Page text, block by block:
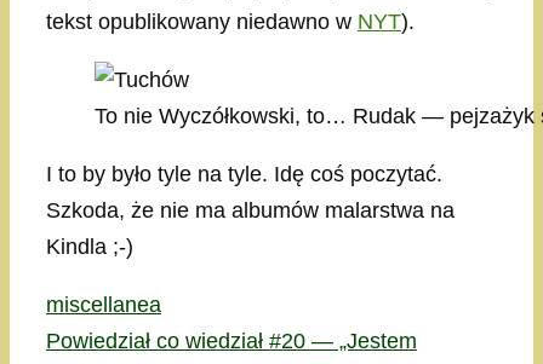
tekst opublikowany niedawno w NYT).
To nie Wyczółkowski, to… Rudak — pejzażyk
I to by było tyle na tyle. Idę coś poczytać.
Szkoda, że nie ma albumów malarstwa na
Kindla ;-)
Kategorie
miscellanea
Powiedział co wiedział #20 — „Jestem